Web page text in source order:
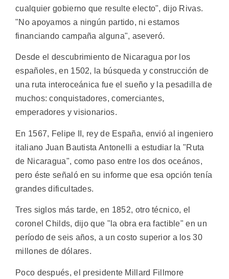
cualquier gobierno que resulte electo", dijo Rivas.
"No apoyamos a ningún partido, ni estamos
financiando campaña alguna", aseveró.
Desde el descubrimiento de Nicaragua por los
españoles, en 1502, la búsqueda y construcción de
una ruta interoceánica fue el sueño y la pesadilla de
muchos: conquistadores, comerciantes,
emperadores y visionarios.
En 1567, Felipe II, rey de España, envió al ingeniero
italiano Juan Bautista Antonelli a estudiar la "Ruta
de Nicaragua", como paso entre los dos oceános,
pero éste señaló en su informe que esa opción tenía
grandes dificultades.
Tres siglos más tarde, en 1852, otro técnico, el
coronel Childs, dijo que "la obra era factible" en un
período de seis años, a un costo superior a los 30
millones de dólares.
Poco después, el presidente Millard Fillmore